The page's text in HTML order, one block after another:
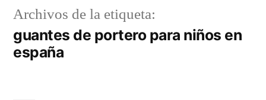
Archivos de la etiqueta:
guantes de portero para niños en
españa